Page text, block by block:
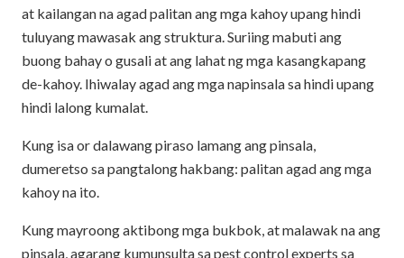
at kailangan na agad palitan ang mga kahoy upang hindi
tuluyang mawasak ang struktura. Suriing mabuti ang
buong bahay o gusali at ang lahat ng mga kasangkapang
de-kahoy. Ihiwalay agad ang mga napinsala sa hindi upang
hindi lalong kumalat.
Kung isa or dalawang piraso lamang ang pinsala,
dumeretso sa pangtalong hakbang: palitan agad ang mga
kahoy na ito.
Kung mayroong aktibong mga bukbok, at malawak na ang
pinsala, agarang kumunsulta sa pest control experts sa